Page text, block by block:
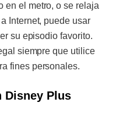
en el metro, o se relaja
Internet, puede usar
su episodio favorito.
siempre que utilice
fines personales.
Disney Plus